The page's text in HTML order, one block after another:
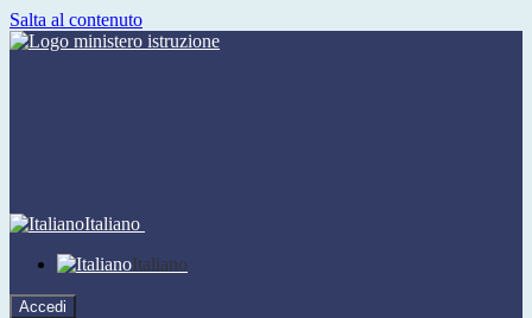
Salta al contenuto
Italiano
Italiano
Accedi